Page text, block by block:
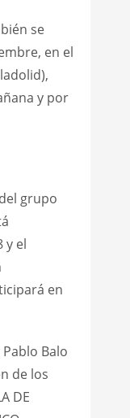
se
en el
y por
grupo
y el
en
Balo
de los
DE